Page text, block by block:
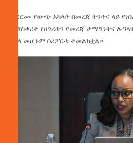
ሪፎርሙ የውጭ አካላት በመረጃ ትንተና ላይ
በማስቀረት የሀገሪቱን የመረጃ ታማኝነትና
የጎላ መሆኑም በሪፖርቱ ተመልክቷል።